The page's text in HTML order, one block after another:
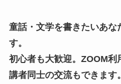
童話・文学を書きたいあな
す。
初心者も大歓迎。 ZOOM利
講者同士の交流もできます